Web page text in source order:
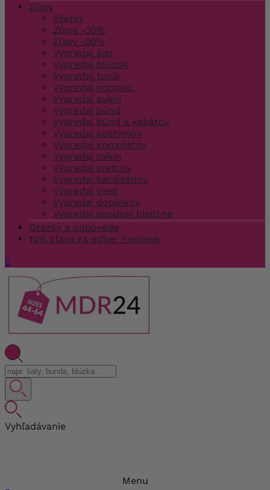
Zľavy
Všetky
Zľava -30%
Zľavy -50%
Výpredaj šiat
Výpredaj blúzok
Výpredaj tuník
Výpredaj nohavíc
Výpredaj sukní
Výpredaj búnd
Výpredaj búnd a kabátov
Výpredaj kostýmov
Výpredaj kompletov
Výpredaj mikín
Výpredaj svetrov
Výpredaj kardigánov
Výpredaj viest
Výpredaj doplnkov
Výpredaj spodnej bielizne
Otázky a odpovede
10% zľava za odber noviniek

Vyhľadávanie
Menu